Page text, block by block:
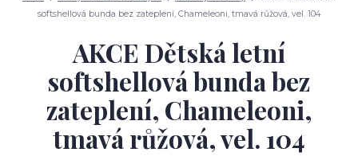
softshellová bunda bez zateplení, Chameleoni, tmavá růžová, vel. 104
AKCE Dětská letní
softshellová bunda bez
zateplení, Chameleoni,
tmavá růžová, vel. 104